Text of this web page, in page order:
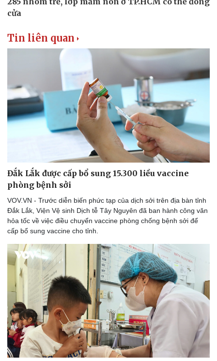
Du lịch
Tư vấn
Săn Tour
check-in
Podcast
Câu chuyện thời sự
Đọc truyện đêm khuya
Cửa sổ tình yêu
Kể chuyện cho bé
Hạt giống tâm hồn
Tin liên quan
Đắk Lắk được cấp bổ sung 15.300 liều vaccine
phòng bệnh sởi
VOV.VN - Trước diễn biến phức tạp của dịch sởi trên địa bàn tỉnh
Đắk Lắk, Viện Vệ sinh Dịch tễ Tây Nguyên đã ban hành công văn
hỏa tốc về việc điều chuyển vaccine phòng chống bệnh sởi để
cấp bổ sung vaccine cho tỉnh.